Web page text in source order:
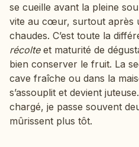
se cueille avant la pleine
vite au cœur, surtout après
chaudes. C’est toute la
récolteet maturité de
bien conserver le fruit. La
cave fraîche ou dans la
s’assouplit et devient
chargé, je passe souvent
mûrissent plus tôt.